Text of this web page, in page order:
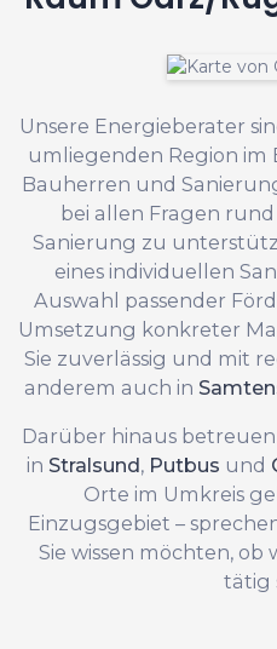
Unsere Energieberater
umliegenden Region im
Bauherren und
bei allen Fragen
Sanierung zu
eines individuellen
Auswahl passender
Umsetzung konkreter
Sie zuverlässig und mit
anderem auch in
Darüber hinaus
in Stralsund, Putbus und
Orte im Umkreis
Einzugsgebiet –
Sie wissen möchten, ob
tätig